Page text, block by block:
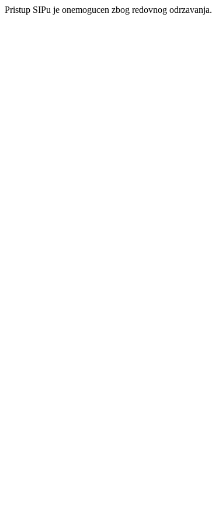
Pristup SIPu je onemogucen zbog redovnog odrzavanja.